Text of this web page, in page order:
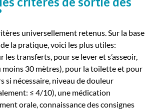
universellement retenus. Sur la base
la pratique, voici les plus utiles:
les transferts, pour se lever et s’asseoir,
moins 30 mètres), pour la toilette et pour
si nécessaire, niveau de douleur
≤ 4/10), une médication
orale, connaissance des consignes